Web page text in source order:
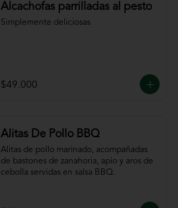
Alcachofas parrilladas al pesto
Simplemente deliciosas
$49.000
Alitas De Pollo BBQ
Alitas de pollo marinado, acompañadas
de bastones de zanahoria, apio y aros de
cebolla servidas en salsa BBQ.